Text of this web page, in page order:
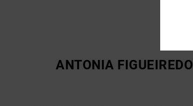
ANTONIA FIGUEIREDO